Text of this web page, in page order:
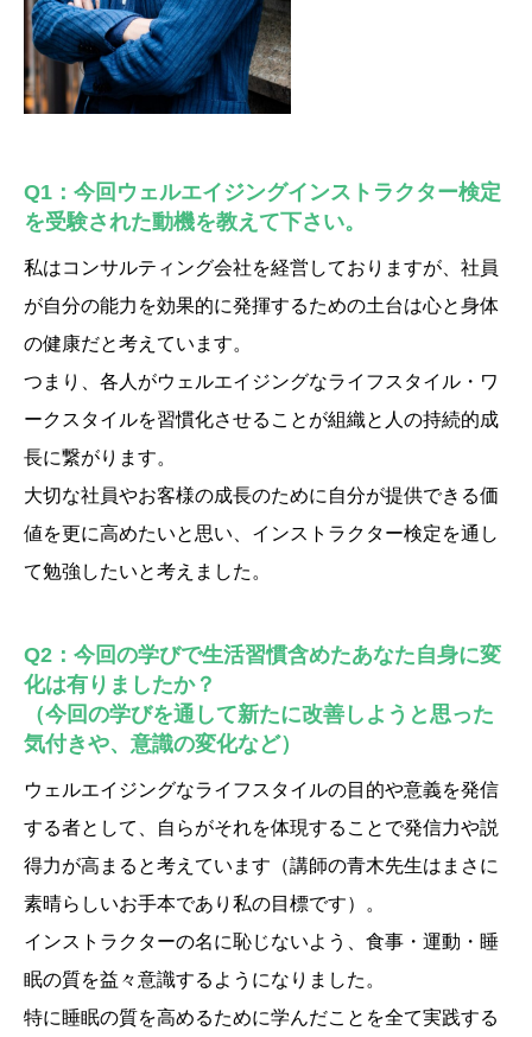
Q1：今回ウェルエイジングインストラクター検定
を受験された動機を教えて下さい。
私はコンサルティング会社を経営しておりますが、社員
が自分の能力を効果的に発揮するための土台は心と身体
の健康だと考えています。
つまり、各人がウェルエイジングなライフスタイル・ワ
ークスタイルを習慣化させることが組織と人の持続的成
長に繋がります。
大切な社員やお客様の成長のために自分が提供できる価
値を更に高めたいと思い、インストラクター検定を通し
て勉強したいと考えました。
Q2：今回の学びで生活習慣含めたあなた自身に変
化は有りましたか？
（今回の学びを通して新たに改善しようと思った
気付きや、意識の変化など）
ウェルエイジングなライフスタイルの目的や意義を発信
する者として、自らがそれを体現することで発信力や説
得力が高まると考えています（講師の青木先生はまさに
素晴らしいお手本であり私の目標です）。
インストラクターの名に恥じないよう、食事・運動・睡
眠の質を益々意識するようになりました。
特に睡眠の質を高めるために学んだことを全て実践する